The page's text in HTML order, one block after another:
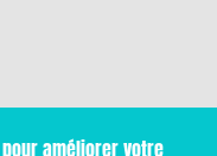
améliorer votre